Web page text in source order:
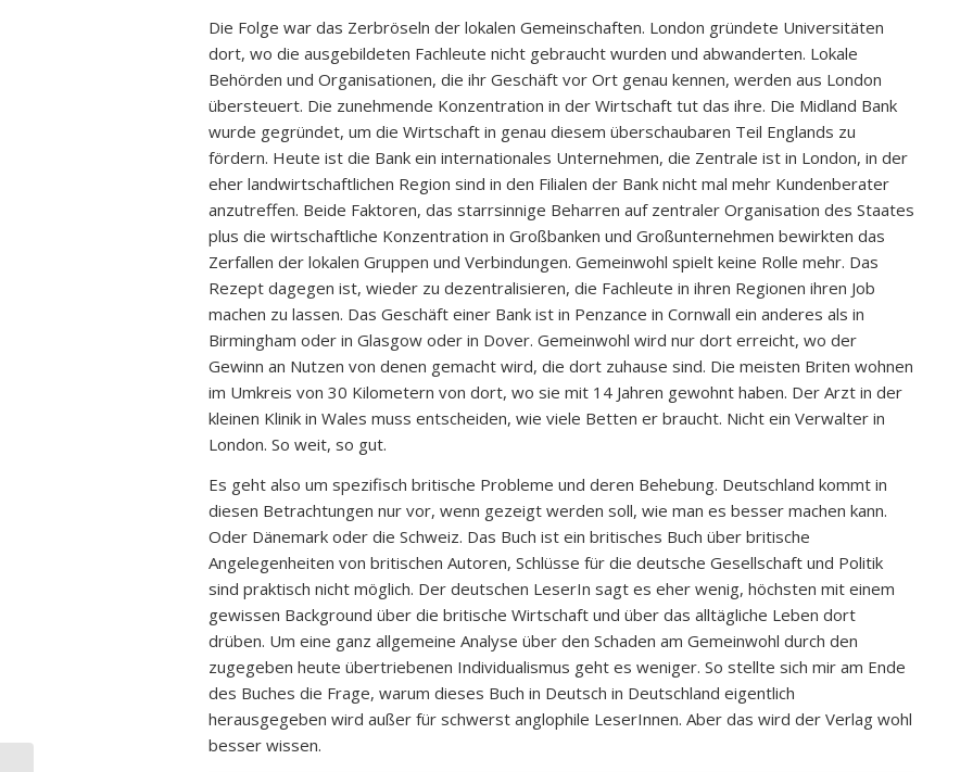
Die Folge war das Zerbröseln der lokalen Gemeinschaften. London gründete Universitäten
dort, wo die ausgebildeten Fachleute nicht gebraucht wurden und abwanderten. Lokale
Behörden und Organisationen, die ihr Geschäft vor Ort genau kennen, werden aus London
übersteuert. Die zunehmende Konzentration in der Wirtschaft tut das ihre. Die Midland Bank
wurde gegründet, um die Wirtschaft in genau diesem überschaubaren Teil Englands zu
fördern. Heute ist die Bank ein internationales Unternehmen, die Zentrale ist in London, in der
eher landwirtschaftlichen Region sind in den Filialen der Bank nicht mal mehr Kundenberater
anzutreffen. Beide Faktoren, das starrsinnige Beharren auf zentraler Organisation des Staates
plus die wirtschaftliche Konzentration in Großbanken und Großunternehmen bewirkten das
Zerfallen der lokalen Gruppen und Verbindungen. Gemeinwohl spielt keine Rolle mehr. Das
Rezept dagegen ist, wieder zu dezentralisieren, die Fachleute in ihren Regionen ihren Job
machen zu lassen. Das Geschäft einer Bank ist in Penzance in Cornwall ein anderes als in
Birmingham oder in Glasgow oder in Dover. Gemeinwohl wird nur dort erreicht, wo der
Gewinn an Nutzen von denen gemacht wird, die dort zuhause sind. Die meisten Briten wohnen
im Umkreis von 30 Kilometern von dort, wo sie mit 14 Jahren gewohnt haben. Der Arzt in der
kleinen Klinik in Wales muss entscheiden, wie viele Betten er braucht. Nicht ein Verwalter in
London. So weit, so gut.
Es geht also um spezifisch britische Probleme und deren Behebung. Deutschland kommt in
diesen Betrachtungen nur vor, wenn gezeigt werden soll, wie man es besser machen kann.
Oder Dänemark oder die Schweiz. Das Buch ist ein britisches Buch über britische
Angelegenheiten von britischen Autoren, Schlüsse für die deutsche Gesellschaft und Politik
sind praktisch nicht möglich. Der deutschen LeserIn sagt es eher wenig, höchsten mit einem
gewissen Background über die britische Wirtschaft und über das alltägliche Leben dort
drüben. Um eine ganz allgemeine Analyse über den Schaden am Gemeinwohl durch den
zugegeben heute übertriebenen Individualismus geht es weniger. So stellte sich mir am Ende
des Buches die Frage, warum dieses Buch in Deutsch in Deutschland eigentlich
herausgegeben wird außer für schwerst anglophile LeserInnen. Aber das wird der Verlag wohl
besser wissen.